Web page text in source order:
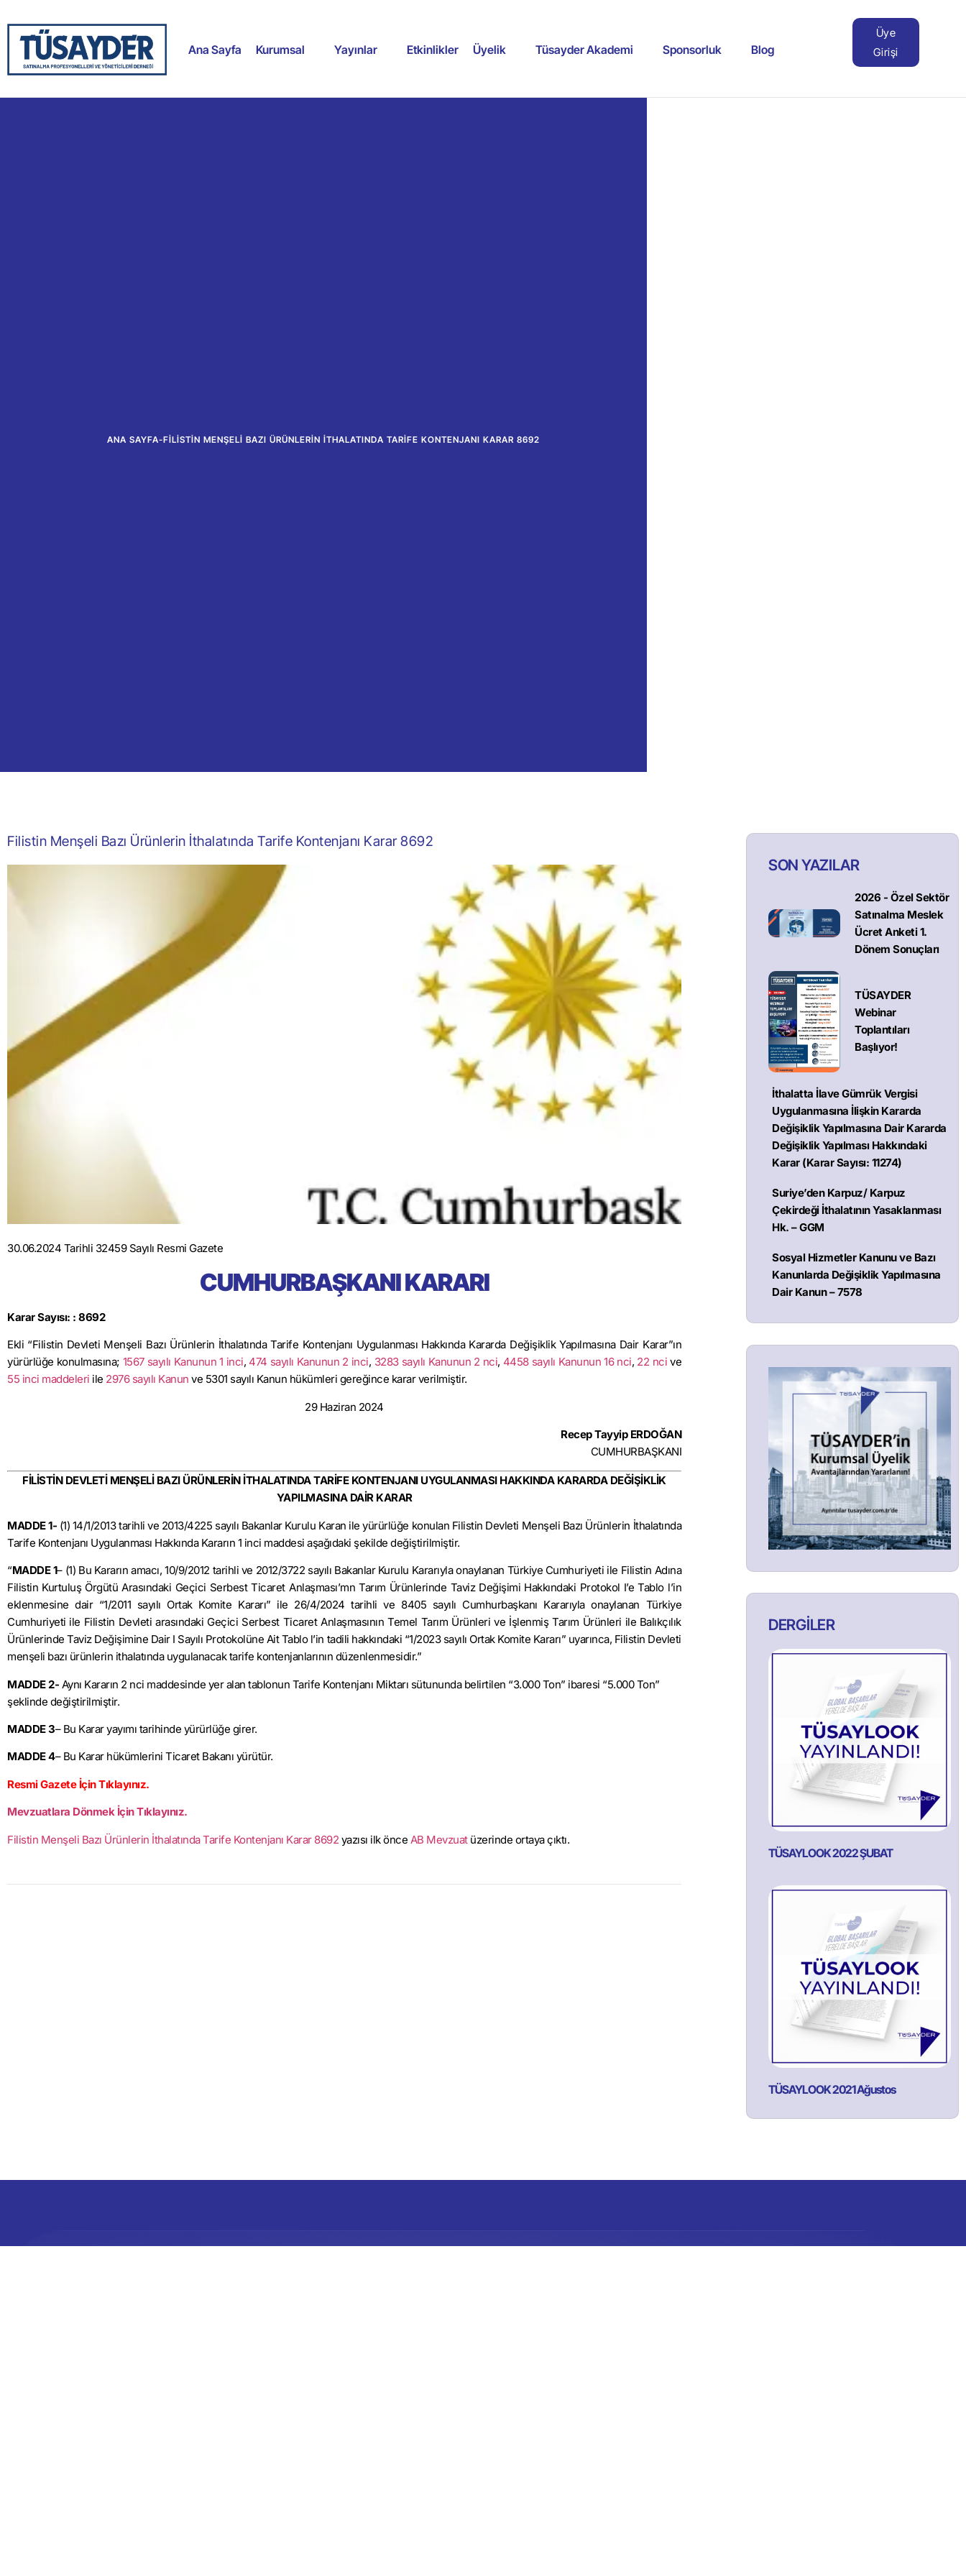
Ana Sayfa Kurumsal Yayınlar Etkinlikler Üyelik Tüsayder Akademi Sponsorluk Blog
Üye
Girişi
ANA SAYFA-FILISTIN MENŞELI BAZI ÜRÜNLERIN İTHALATINDA TARIFE KONTENJANI KARAR 8692
Filistin Menşeli Bazı Ürünlerin İthalatında Tarife Kontenjanı Karar 8692
30.06.2024 Tarihli 32459 Sayılı Resmi Gazete
CUMHURBAŞKANI KARARI
Karar Sayısı: : 8692
Ekli “Filistin Devleti Menşeli Bazı Ürünlerin İthalatında Tarife Kontenjanı Uygulanması Hakkında Kararda Değişiklik Yapılmasına Dair Karar”ın
yürürlüğe konulmasına; 1567 sayılı Kanunun 1 inci, 474 sayılı Kanunun 2 inci, 3283 sayılı Kanunun 2 nci, 4458 sayılı Kanunun 16 nci, 22 nci ve
55 inci maddeleri ile 2976 sayılı Kanun ve 5301 sayılı Kanun hükümleri gereğince karar verilmiştir.
29 Haziran 2024
Recep Tayyip ERDOĞAN
CUMHURBAŞKANI
FİLİSTİN DEVLETİ MENŞELİ BAZI ÜRÜNLERİN İTHALATINDA TARİFE KONTENJANI UYGULANMASI HAKKINDA KARARDA DEĞİŞİKLİK
YAPILMASINA DAİR KARAR
MADDE 1- (1) 14/1/2013 tarihli ve 2013/4225 sayılı Bakanlar Kurulu Karan ile yürürlüğe konulan Filistin Devleti Menşeli Bazı Ürünlerin İthalatında
Tarife Kontenjanı Uygulanması Hakkında Kararın 1 inci maddesi aşağıdaki şekilde değiştirilmiştir.
“MADDE 1– (1) Bu Kararın amacı, 10/9/2012 tarihli ve 2012/3722 sayılı Bakanlar Kurulu Kararıyla onaylanan Türkiye Cumhuriyeti ile Filistin Adına
Filistin Kurtuluş Örgütü Arasındaki Geçici Serbest Ticaret Anlaşması’mn Tarım Ürünlerinde Taviz Değişimi Hakkındaki Protokol I’e Tablo l’in
eklenmesine dair “1/2011 sayılı Ortak Komite Kararı” ile 26/4/2024 tarihli ve 8405 sayılı Cumhurbaşkanı Kararıyla onaylanan Türkiye
Cumhuriyeti ile Filistin Devleti arasındaki Geçici Serbest Ticaret Anlaşmasının Temel Tarım Ürünleri ve İşlenmiş Tarım Ürünleri ile Balıkçılık
Ürünlerinde Taviz Değişimine Dair I Sayılı Protokolüne Ait Tablo l’in tadili hakkındaki “1/2023 sayılı Ortak Komite Kararı” uyarınca, Filistin Devleti
menşeli bazı ürünlerin ithalatında uygulanacak tarife kontenjanlarının düzenlenmesidir.”
MADDE 2- Aynı Kararın 2 nci maddesinde yer alan tablonun Tarife Kontenjanı Miktarı sütununda belirtilen “3.000 Ton” ibaresi “5.000 Ton”
şeklinde değiştirilmiştir.
MADDE 3– Bu Karar yayımı tarihinde yürürlüğe girer.
MADDE 4– Bu Karar hükümlerini Ticaret Bakanı yürütür.
Resmi Gazete İçin Tıklayınız.
Mevzuatlara Dönmek İçin Tıklayınız.
Filistin Menşeli Bazı Ürünlerin İthalatında Tarife Kontenjanı Karar 8692 yazısı ilk önce AB Mevzuatüzerinde ortaya çıktı.
SON YAZILAR
2026 - Özel Sektör
Satınalma Meslek
Ücret Anketi 1.
Dönem Sonuçları
TÜSAYDER
Webinar
Toplantıları
Başlıyor!
İthalatta İlave Gümrük Vergisi
Uygulanmasına İlişkin Kararda
Değişiklik Yapılmasına Dair Kararda
Değişiklik Yapılması Hakkındaki
Karar (Karar Sayısı: 11274)
Suriye’den Karpuz/ Karpuz
Çekirdeği İthalatının Yasaklanması
Hk. – GGM
Sosyal Hizmetler Kanunu ve Bazı
Kanunlarda Değişiklik Yapılmasına
Dair Kanun – 7578
DERGİLER
TÜSAYLOOK 2022 ŞUBAT
TÜSAYLOOK 2021 Ağustos